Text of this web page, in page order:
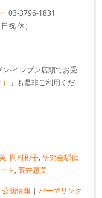
03-3796-1831
祝 休）
-イレブン店頭でお受
」も是非ご利用くだ
, 岡村彬子, 研究会駅伝
ト , 荒井恵美
公演情報 | パーマリンク